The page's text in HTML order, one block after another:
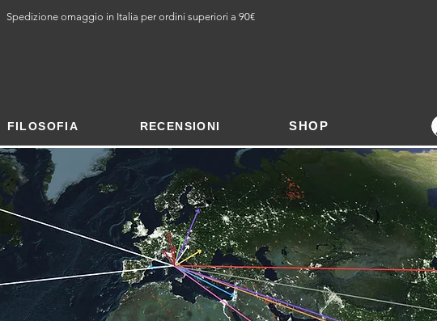
Spedizione omaggio in Italia per ordini superiori a 90€
FILOSOFIA RECENSIONI SHOP